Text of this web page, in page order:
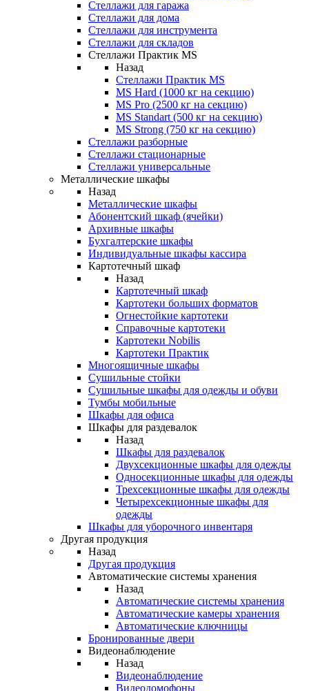
Стеллажи для гаража
Стеллажи для дома
Стеллажи для инструмента
Стеллажи для складов
Стеллажи Практик MS
Назад
Стеллажи Практик MS
MS Hard (1000 кг на секцию)
MS Pro (2500 кг на секцию)
MS Standart (500 кг на секцию)
MS Strong (750 кг на секцию)
Стеллажи разборные
Стеллажи стационарные
Стеллажи универсальные
Металлические шкафы
Назад
Металлические шкафы
Абонентский шкаф (ячейки)
Архивные шкафы
Бухгалтерские шкафы
Индивидуальные шкафы кассира
Картотечный шкаф
Назад
Картотечный шкаф
Картотеки больших форматов
Огнестойкие картотеки
Справочные картотеки
Картотеки Nobilis
Картотеки Практик
Многоящичные шкафы
Сушильные стойки
Сушильные шкафы для одежды и обуви
Тумбы мобильные
Шкафы для офиса
Шкафы для раздевалок
Назад
Шкафы для раздевалок
Двухсекционные шкафы для одежды
Односекционные шкафы для одежды
Трехсекционные шкафы для одежды
Четырехсекционные шкафы для
одежды
Шкафы для уборочного инвентаря
Другая продукция
Назад
Другая продукция
Автоматические системы хранения
Назад
Автоматические системы хранения
Автоматические камеры хранения
Автоматические ключницы
Бронированные двери
Видеонаблюдение
Назад
Видеонаблюдение
Видеодомофоны